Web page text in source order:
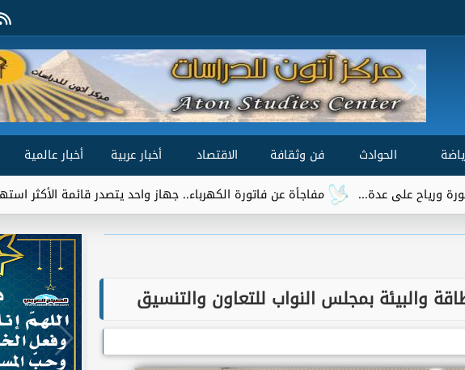
الحوادث فن وثقافة الاقتصاد أخبار عربية أخبار عالمية
مفاجأة عن فاتورة الكهرباء.. جهاز واحد يتصدر قائمة الأكثر استهلاكًا للطاقة
والبيئة بمجلس النواب للتعاون والتنسيق